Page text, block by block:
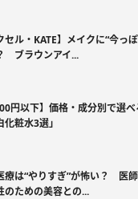
セル・KATE】メイクに“今っ
ブラウンアイ...
円以下】価格・成分別で選
化粧水3選」
療は“やりすぎ”が怖い？ 医
のための美容との...